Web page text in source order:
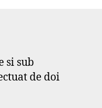
si sub
de doi